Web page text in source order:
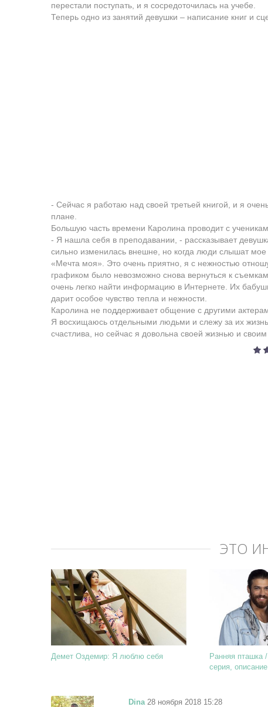
перестали поступать, и я сосредоточилась на учебе.
Теперь одно из занятий девушки – написание книг и
- Сейчас я работаю над своей третьей книгой, и я
плане.
Большую часть времени Каролина проводит с
- Я нашла себя в преподавании, - рассказывает
сильно изменилась внешне, но когда люди слышат
«Мечта моя». Это очень приятно, я с нежностью
графиком было невозможно снова вернуться к
очень легко найти информацию в Интернете. Их
дарит особое чувство тепла и нежности.
Каролина не поддерживает общение с другими
Я восхищаюсь отдельными людьми и слежу за их
счастлива, но сейчас я довольна своей жизнью и
ЭТО
Демет Оздемир: Я люблю себя
Ранняя пташка
серия,
Dina28 ноября 2018 15:28